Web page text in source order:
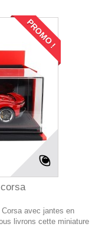
PROMO !
avec jantes en
livrons cette miniature